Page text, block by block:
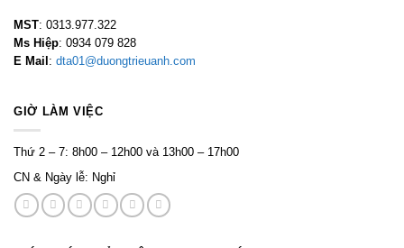
MST: 0313.977.322
Ms Hiệp: 0934 079 828
E Mail : dta01@duongtrieuanh.com
GIỜ LÀM VIỆC
Thứ 2 – 7: 8h00 – 12h00 và 13h00 – 17h00
CN & Ngày lễ: Nghỉ